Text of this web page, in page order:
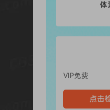
体
VIP免费
点击